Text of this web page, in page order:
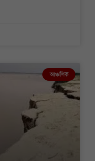
আঞ্চলিক